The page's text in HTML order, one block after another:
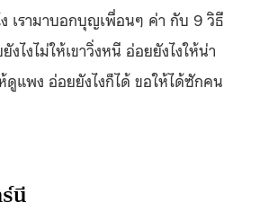
เรามาบอกบุญเพื่อนๆ ค่า กับ 9 วิธี
งไงไม่ให้เขาวิ่งหนี อ่อยยังไงให้น่า
ดูแพง อ่อยยังไงก็ได้ ขอให้ได้ซักคน
นี